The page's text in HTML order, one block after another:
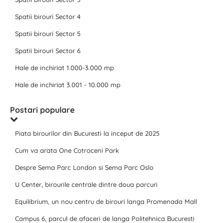
Spatii birouri Sector 4
Spatii birouri Sector 5
Spatii birouri Sector 6
Hale de inchiriat 1.000-3.000 mp
Hale de inchiriat 3.001 - 10.000 mp
Postari populare
Piata birourilor din Bucuresti la inceput de 2025
Cum va arata One Cotroceni Park
Despre Sema Parc London si Sema Parc Oslo
U Center, birourile centrale dintre doua parcuri
Equilibrium, un nou centru de birouri langa Promenada Mall
Campus 6, parcul de afaceri de langa Politehnica Bucuresti